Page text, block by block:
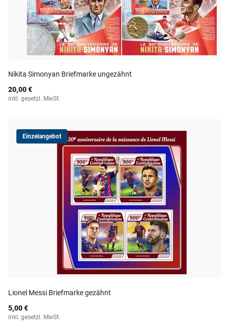
Nikita Simonyan Briefmarke ungezähnt
20,00 €
inkl. gesetzl. MwSt.
Einzelangebot
Lionel Messi Briefmarke gezähnt
5,00 €
inkl. gesetzl. MwSt.